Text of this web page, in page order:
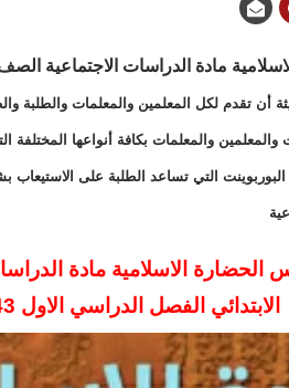
مادة الدراسات الاجتماعية
أن تقدم لكل المعلمين والمعلمات والطلبة
والمعلمين والمعلمات بكافة أنواعها
التي تساعد الطلبة على الاستيعاب
الاسلامية مادة
الابتدائي الفصل الدراسي الاول 1443 هـ